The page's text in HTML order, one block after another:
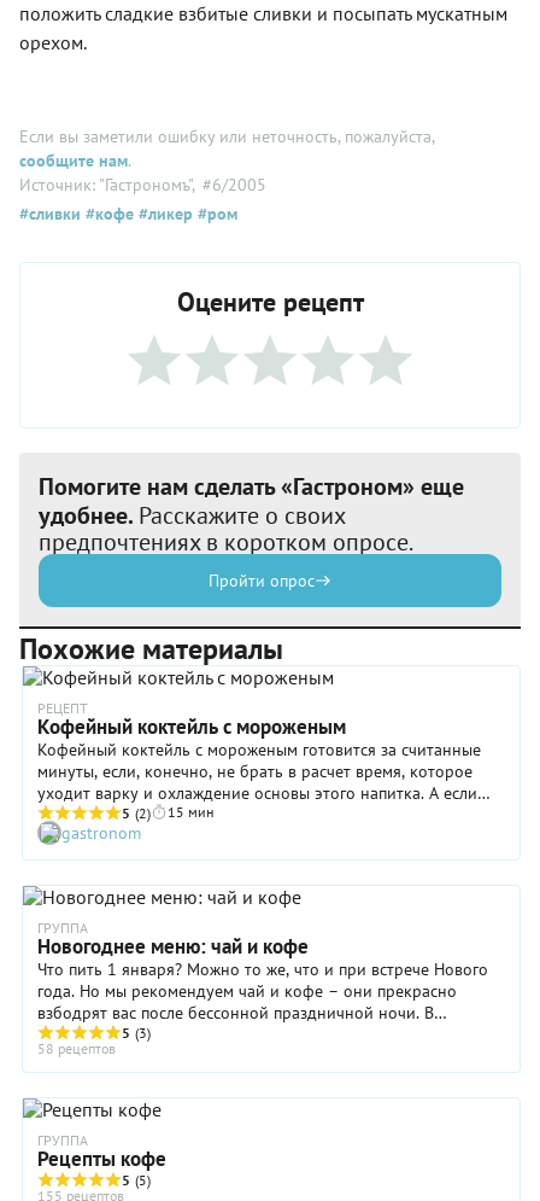
положить сладкие взбитые сливки и посыпать мускатным
орехом.
Если вы заметили ошибку или неточность, пожалуйста,
сообщите нам.
Источник: "Гастрономъ", #6/2005
#сливки #кофе #ликер #ром
Оцените рецепт
Помогите нам сделать «Гастроном» еще
удобнее. Расскажите о своих
предпочтениях в коротком опросе.
Пройти опрос
Похожие материалы
РЕЦЕПТ
Кофейный коктейль с мороженым
Кофейный коктейль с мороженым готовится за считанные
минуты, если, конечно, не брать в расчет время, которое
уходит варку и охлаждение основы этого напитка. А если
учитывать — то полчаса, не более. Такой кофейный коктейль
будет очень приятен в жару днем: он и взбодрит, и отлично
освежит, особенно если в бокалы добавить немного
измельченного пищевого льда. Со вкусом прохладительного
напитка можно от души поиграть, например, заменить
сливочное мороженое мятным, карамельным или
шоколадным. Попробуйте!
5 (2) 15 мин
gastronom
ГРУППА
Новогоднее меню: чай и кофе
Что пить 1 января? Можно то же, что и при встрече Нового
года. Но мы рекомендуем чай и кофе – они прекрасно
взбодрят вас после бессонной праздничной ночи. В
праздничный день вкус чая можно разнообразить,
превратить его в напиток с оригинальным вкусом. Чай
прекрасно сочетается со всевозможными фруктами и
ягодами – как свежими, так и сухими, соками, молоком,
пряностями (корицей, гвоздикой, кардамоном), алкоголем.
Добавьте в чёрный чай полоски апельсиновой и лимонной
цедры – таким
5 (3)
58 рецептов
ГРУППА
Рецепты кофе
5 (5)
155 рецептов